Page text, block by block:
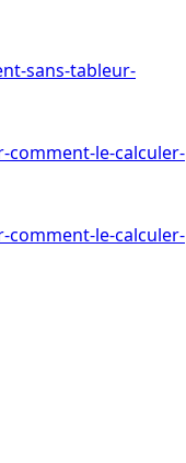
sans-tableur-
le-calculer-
le-calculer-